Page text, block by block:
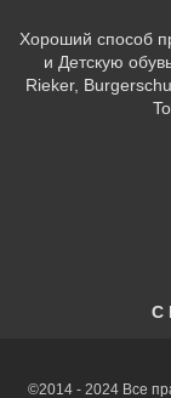
Хороший способ
и Детскую
Rieker,
C
©2014 - 2024 Все